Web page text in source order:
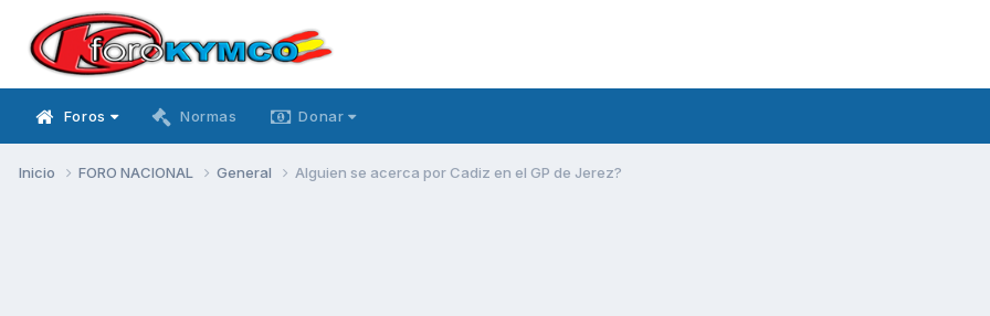
Foros Normas Donar
Inicio FORO NACIONAL General Alguien se acerca por Cadiz en el GP de Jerez?